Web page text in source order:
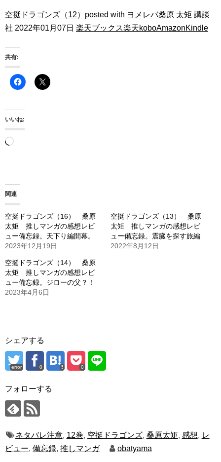
空挺ドラゴンズ（12） posted with ヨメレバ桑原 太矩 講談
社 2022年01月07日 楽天ブックス楽天koboAmazonKindle
共有:
いいね:
読
み
中…
関連
空挺ドラゴンズ（16） 桑原
太矩 推しマンガの感想レビ
ュー備忘録。天下り編開幕。
2023年12月19日
空挺ドラゴンズ（13） 桑原
太矩 推しマンガの感想レビ
ュー備忘録。震臓を探す旅編
2022年8月12日
空挺ドラゴンズ（14） 桑原
太矩 推しマンガの感想レビ
ュー備忘録。ジローの父？！
2023年4月6日
シェアする
error 0 0
フォローする
ネタバレ注意, 12巻, 空挺ドラゴンズ, 桑原太矩, 感想, レ
ビュー, 備忘録, 推しマンガ obatyama